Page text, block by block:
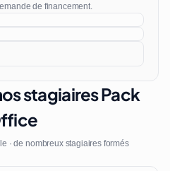
de financement.
stagiaires Pack
· de nombreux stagiaires formés